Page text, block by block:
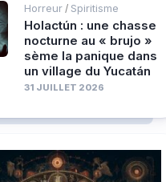
Horreur / Spiritisme
Holactún : une chasse
nocturne au « brujo »
sème la panique dans
un village du Yucatán
31 JUILLET 2026